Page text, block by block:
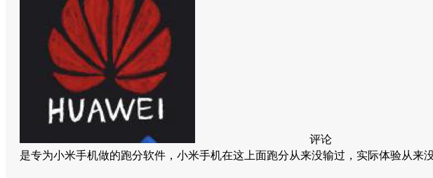
评论
是专为小米手机做的跑分软件，小米手机在这上面跑分从来没输过，实际体验从来